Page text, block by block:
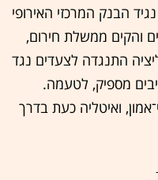
הבנק המרכזי האירופי
והקים ממשלת חירום,
התנגדה לצעדים נגד
מספיק, לטעמה.
ואיטליה כעת בדרך